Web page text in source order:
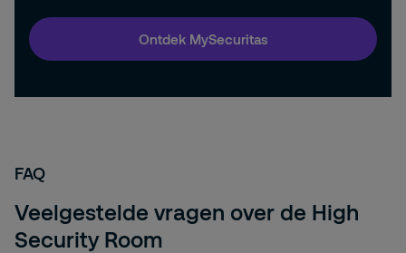
Ontdek MySecuritas
FAQ
Veelgestelde vragen over de High
Security Room